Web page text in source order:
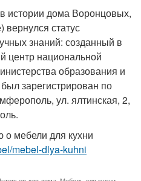
истории дома Воронцовых,
вернулся статус
знаний: созданный в
центр национальной
образования и
зарегистрирован по
ул. ялтинская, 2,
мебели для кухни
mebel-dlya-kuhni